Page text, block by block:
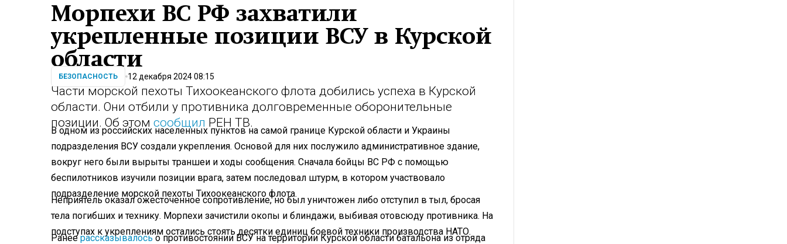
Морпехи ВС РФ захватили
укрепленные позиции ВСУ в Курской
области
БЕЗОПАСНОСТЬ 12 декабря 2024 08:15
Части морской пехоты Тихоокеанского флота добились успеха в Курской
области. Они отбили у противника долговременные оборонительные
позиции. Об этом сообщил РЕН ТВ.
В одном из российских населенных пунктов на самой границе Курской области и Украины
подразделения ВСУ создали укрепления. Основой для них послужило административное здание,
вокруг него были вырыты траншеи и ходы сообщения. Сначала бойцы ВС РФ с помощью
беспилотников изучили позиции врага, затем последовал штурм, в котором участвовало
подразделение морской пехоты Тихоокеанского флота.
Неприятель оказал ожесточенное сопротивление, но был уничтожен либо отступил в тыл, бросая
тела погибших и технику. Морпехи зачистили окопы и блиндажи, выбивая отовсюду противника. На
подступах к укреплениям остались стоять десятки единиц боевой техники производства НАТО.
Ранеерассказывалосьо противостоянии ВСУ на территории Курской области батальона из отряда